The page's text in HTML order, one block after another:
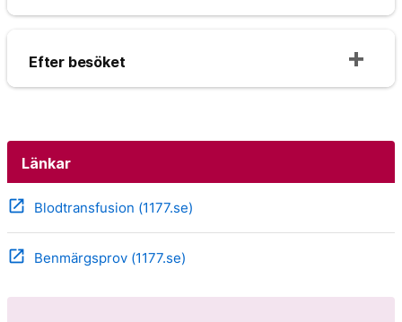
Efter besöket
Länkar
open_in_new Blodtransfusion (1177.se)
open_in_new Benmärgsprov (1177.se)